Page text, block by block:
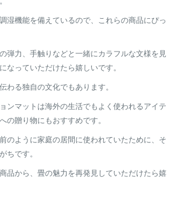
湿機能を備えているので、これらの商品にぴっ
弾力、手触りなどと一緒にカラフルな文様を見
なっていただけたら嬉しいです。
わる独自の文化でもあります。
ンマットは海外の生活でもよく使われるアイテ
の贈り物にもおすすめです。
のように家庭の居間に使われていたために、そ
ちです。
品から、畳の魅力を再発見していただけたら嬉